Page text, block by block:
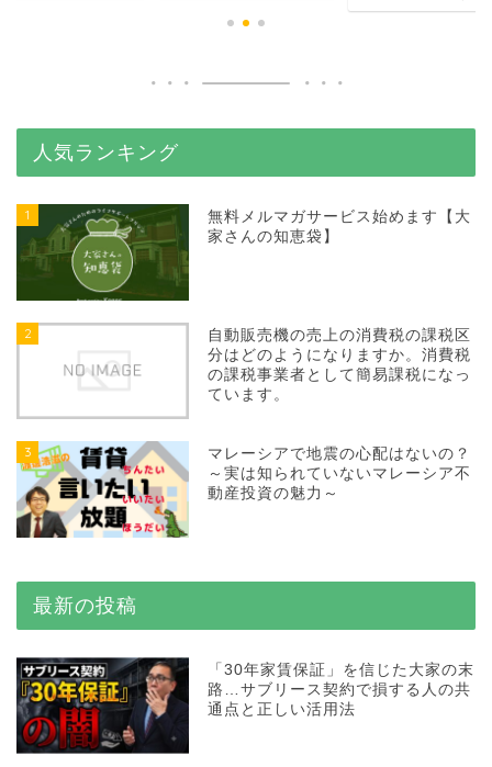
人気ランキング
1
無料メルマガサービス始めます【大
家さんの知恵袋】
2
自動販売機の売上の消費税の課税区
分はどのようになりますか。消費税
の課税事業者として簡易課税になっ
ています。
3
マレーシアで地震の心配はないの？
～実は知られていないマレーシア不
動産投資の魅力～
最新の投稿
「30年家賃保証」を信じた大家の末
路…サブリース契約で損する人の共
通点と正しい活用法